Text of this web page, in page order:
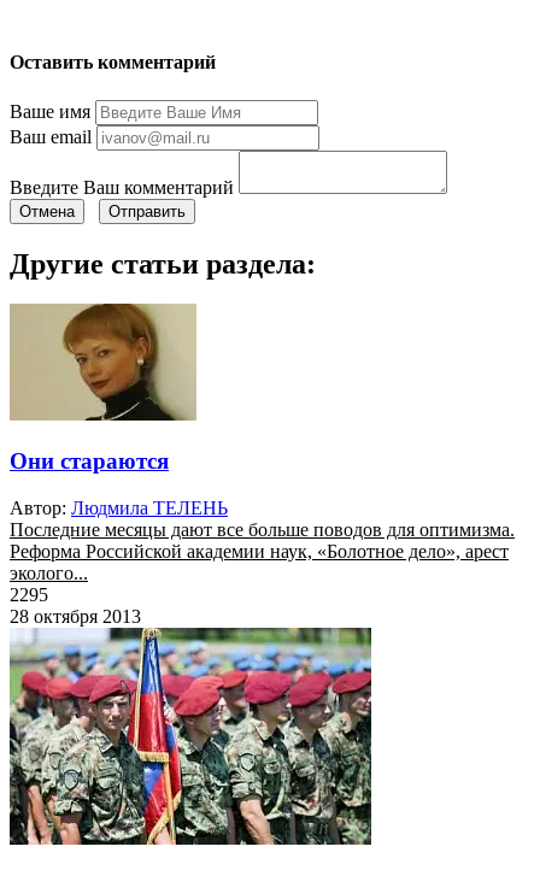
Оставить комментарий
Ваше имя
Ваш email
Введите Ваш комментарий
Отмена Отправить
Другие статьи раздела:
Они стараются
Автор: Людмила ТЕЛЕНЬ
Последние месяцы дают все больше поводов для оптимизма.
Реформа Российской академии наук, «Болотное дело», арест
эколого...
2295
28 октября 2013